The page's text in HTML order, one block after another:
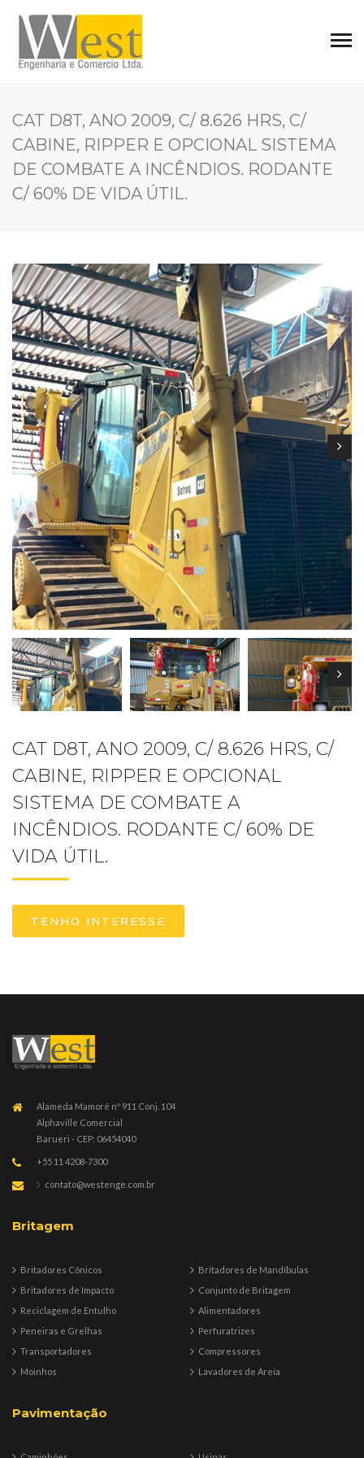
CAT D8T, ANO 2009, C/ 8.626 HRS, C/
CABINE, RIPPER E OPCIONAL SISTEMA
DE COMBATE A INCÊNDIOS. RODANTE
C/ 60% DE VIDA ÚTIL.
CAT D8T, ANO 2009, C/ 8.626 HRS, C/
CABINE, RIPPER E OPCIONAL
SISTEMA DE COMBATE A
INCÊNDIOS. RODANTE C/ 60% DE
VIDA ÚTIL.
TENHO INTERESSE
Alameda Mamoré nº 911 Conj. 104
Alphaville Comercial
Barueri - CEP: 06454040
+55 11 4208-7300
contato@westenge.com.br
Britagem
Britadores Cônicos
Britadores de Impacto
Reciclagem de Entulho
Peneiras e Grelhas
Transportadores
Moinhos
Britadores de Mandíbulas
Conjunto de Britagem
Alimentadores
Perfuratrizes
Compressores
Lavadores de Areia
Pavimentação